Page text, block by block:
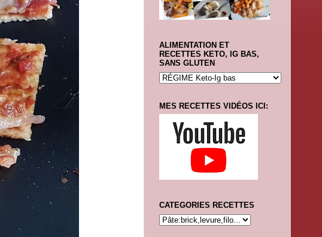
ALIMENTATION ET
RECETTES KETO, IG BAS,
SANS GLUTEN
MES RECETTES VIDÉOS ICI:
CATEGORIES RECETTES